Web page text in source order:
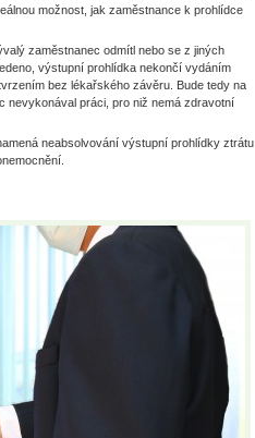
možnost, jak zaměstnance k prohlídce
zaměstnanec odmítl nebo se z jiných
výstupní prohlídka nekončí vydáním
bez lékařského závěru. Bude tedy na
nevykonával práci, pro niž nemá zdravotní
neabsolvování výstupní prohlídky ztrátu